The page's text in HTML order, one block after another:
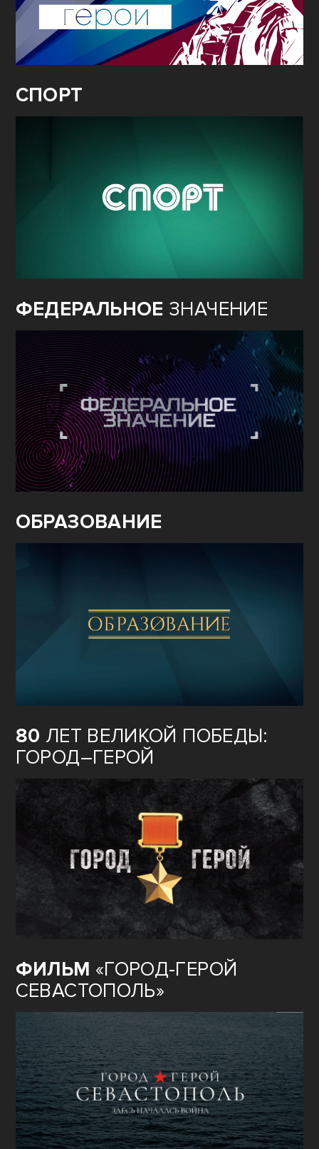
СПОРТ
ФЕДЕРАЛЬНОЕ ЗНАЧЕНИЕ
ОБРАЗОВАНИЕ
80 ЛЕТ ВЕЛИКОЙ ПОБЕДЫ:
ГОРОД–ГЕРОЙ
ФИЛЬМ «ГОРОД-ГЕРОЙ
СЕВАСТОПОЛЬ»